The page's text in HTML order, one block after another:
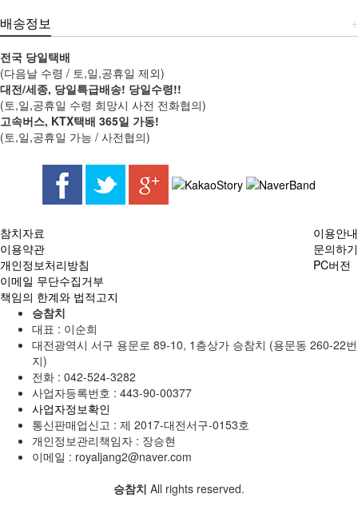
+
배송정보
전국 당일택배
(다음날 수령 / 토,일,공휴일 제외)
대전/세종, 당일특급배송! 당일수령!!
(토,일,공휴일 수령 희망시 사전 전화협의)
고속버스, KTX택배 365일 가동!
(토,일,공휴일 가능 / 사전협의)
참치자료
이용약관
개인정보처리방침
이메일 무단수집거부
책임의 한계와 법적고지
이용안내
문의하기
PC버전
승참치
대표 : 이순희
대전광역시 서구 용문로 89-10, 1층상가 승참치 (용문동 260-22번
지)
전화 : 042-524-3282
사업자등록번호 : 443-90-00377
사업자정보확인
통신판매업신고 : 제 2017-대전서구-0153호
개인정보관리책임자 : 장승현
이메일 : royaljang2@naver.com
승참치 All rights reserved.